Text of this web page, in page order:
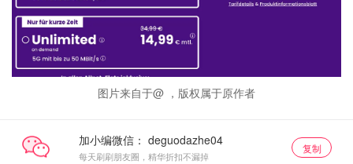
图片来自于@ ，版权属于原作者
加小编微信：
每天刷刷朋友圈，精华折扣不漏掉
复制